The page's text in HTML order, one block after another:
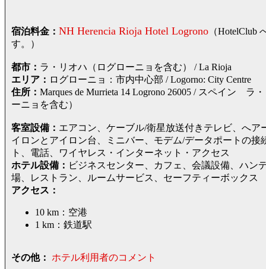
宿泊料金： NH Herencia Rioja Hotel Logrono （HotelClub
す。）
都市： ラ・リオハ（ログローニョを含む） / La Rioja
エリア： ログローニョ：市内中心部 / Logorno: City Centre
住所： Marques de Murrieta 14 Logrono 26005 / スペイン
ーニョを含む）
客室設備： エアコン、ケーブル/衛星放送付きテレビ、へ
イロンとアイロン台、ミニバー、モデム/データポートの
ト、電話、ワイヤレス・インターネット・アクセス
ホテル設備： ビジネスセンター、カフェ、会議設備、ハン
場、レストラン、ルームサービス、セーフティーボックス
アクセス：
10 km：空港
1 km：鉄道駅
その他： ホテル利用者のコメント